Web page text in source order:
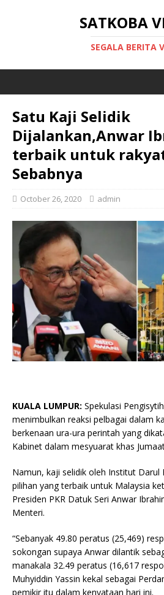
SATKOBA
SEGALA BERITA
Satu Kaji Selidik
Dijalankan,Anwar
terbaik untuk
Sebabnya
October 26, 2020 admin
KUALA LUMPUR: Spekulasi
menimbulkan reaksi pelbagai dalam
berkenaan ura-ura perintah yang
Kabinet dalam mesyuarat khas
Namun, kaji selidik oleh Institut Darul
pilihan yang terbaik untuk Malaysia
Presiden PKR Datuk Seri Anwar
Menteri.
“Sebanyak 49.80 peratus (25,469)
sokongan supaya Anwar dilantik
manakala 32.49 peratus (16,617
Muhyiddin Yassin kekal sebagai
pemikir itu dalam kenyataan hari ini.